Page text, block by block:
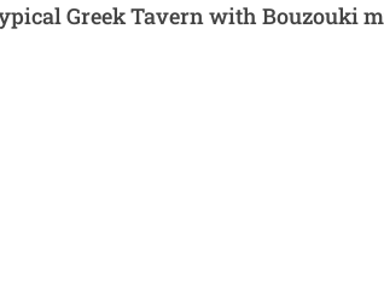
Greek Tavern with Bouzouki